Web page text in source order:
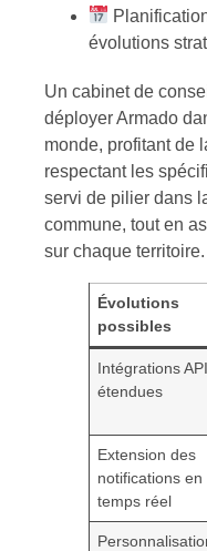
évolutions
Un cabinet de
déployer Armado
monde, profitant de
respectant les
servi de pilier dans
commune, tout en
sur chaque territoire.
Évolutions
possibles
Intégrations API
étendues
Extension des
notifications en
temps réel